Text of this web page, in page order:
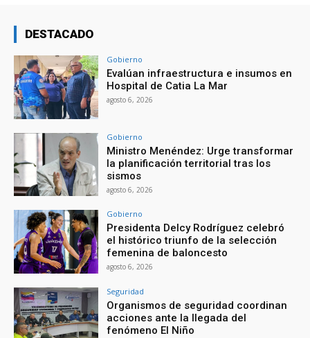
DESTACADO
Gobierno
Evalúan infraestructura e insumos en
Hospital de Catia La Mar
agosto 6, 2026
Gobierno
Ministro Menéndez: Urge transformar
la planificación territorial tras los
sismos
agosto 6, 2026
Gobierno
Presidenta Delcy Rodríguez celebró
el histórico triunfo de la selección
femenina de baloncesto
agosto 6, 2026
Seguridad
Organismos de seguridad coordinan
acciones ante la llegada del
fenómeno El Niño